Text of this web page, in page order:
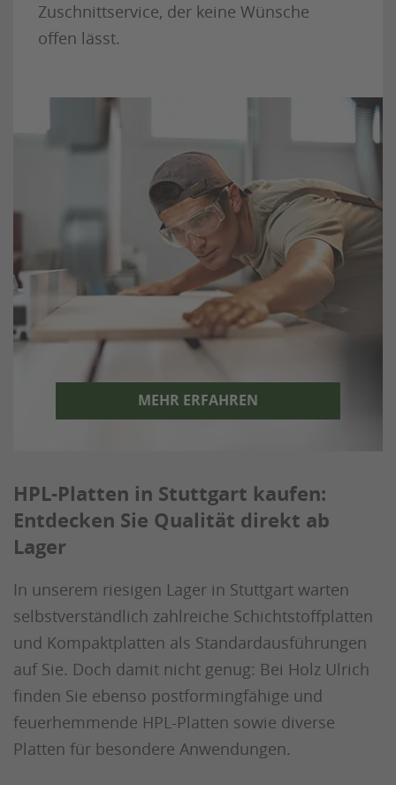
Zuschnittservice, der keine Wünsche
offen lässt.
MEHR ERFAHREN
HPL-Platten in Stuttgart kaufen:
Entdecken Sie Qualität direkt ab
Lager
In unserem riesigen Lager in Stuttgart warten
selbstverständlich zahlreiche Schichtstoffplatten
und Kompaktplatten als Standardausführungen
auf Sie. Doch damit nicht genug: Bei Holz Ulrich
finden Sie ebenso postformingfähige und
feuerhemmende HPL-Platten sowie diverse
Platten für besondere Anwendungen.